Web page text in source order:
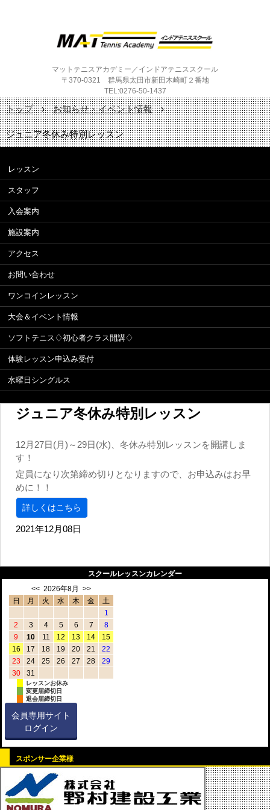
マットテニスアカデミー／インドアテニススクール
〒370-0321 群馬県太田市新田木崎町２番地
TEL:0276-50-1437
トップ › お知らせ・イベント情報 ›
ジュニア冬休み特別レッスン
レッスン
スタッフ
入会案内
施設案内
アクセス
お問い合わせ
ワンコインレッスン
大会＆イベント情報
ソフトテニス♢初心者クラス開講♢
体験レッスン申込み受付
水曜日シングルス
ジュニア冬休み特別レッスン
12月27日(月)～29日(水)、冬休み特別レッスンを開講しま
す！
定員になり次第締め切りとなりますので、お申込みはお早
めに！！
詳しくはこちら
2021年12月08日
スクールレッスンカレンダー
<< 2026年8月 >>
日
月 火 水 木 金
土
1
2
3 4 5 6 7
8
9
10 11 12 13 14
15
16
17 18 19 20 21
22
23
24 25 26 27 28
29
30
31
レッスンお休み
変更届締切日
退会届締切日
会員専用サイト
ログイン
スポンサー企業様